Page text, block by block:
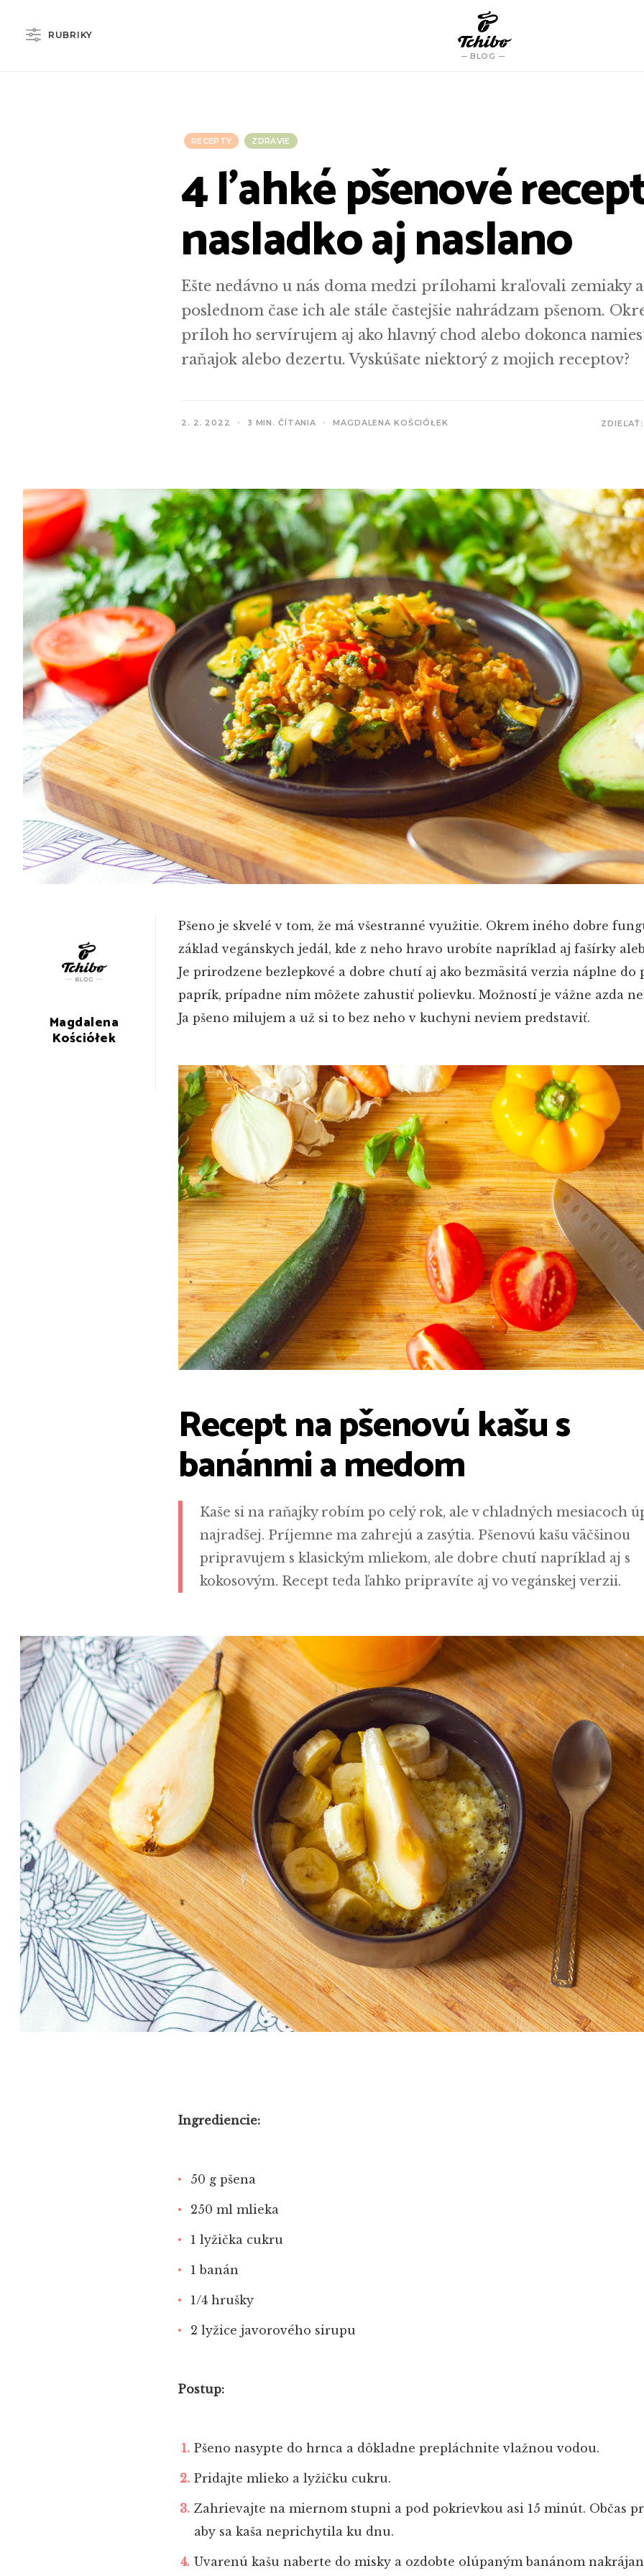
RUBRIKY
BLOG
RECEPTY ZDRAVIE
4 ľahké pšenové
nasladko aj naslano
Ešte nedávno u nás doma medzi prílohami kraľovali zemiaky
poslednom čase ich ale stále častejšie nahrádzam pšenom.
príloh ho servírujem aj ako hlavný chod alebo dokonca
raňajok alebo dezertu. Vyskúšate niektorý z mojich receptov?
2. 2. 2022 3 MIN. ČÍTANIA MAGDALENA KOŚCIÓŁEK
Magdalena
Kościółek
Pšeno je skvelé v tom, že má všestranné využitie. Okrem iného dobre
základ vegánskych jedál, kde z neho hravo urobíte napríklad aj fašírky
Je prirodzene bezlepkové a dobre chutí aj ako bezmäsitá verzia náplne do
paprík, prípadne ním môžete zahustiť polievku. Možností je vážne azda
Ja pšeno milujem a už si to bez neho v kuchyni neviem predstaviť.
Recept na pšenovú kašu s
banánmi a medom
Kaše si na raňajky robím po celý rok, ale v chladných mesiacoch
najradšej. Príjemne ma zahrejú a zasýtia. Pšenovú kašu väčšinou
pripravujem s klasickým mliekom, ale dobre chutí napríklad aj s
kokosovým. Recept teda ľahko pripravíte aj vo vegánskej verzii.
Ingrediencie:
50 g pšena
250 ml mlieka
1 lyžička cukru
1 banán
1/4 hrušky
2 lyžice javorového sirupu
Postup:
Pšeno nasypte do hrnca a dôkladne prepláchnite vlažnou vodou.
Pridajte mlieko a lyžičku cukru.
Zahrievajte na miernom stupni a pod pokrievkou asi 15 minút. Občas
aby sa kaša neprichytila ku dnu.
Uvarenú kašu naberte do misky a ozdobte olúpaným banánom